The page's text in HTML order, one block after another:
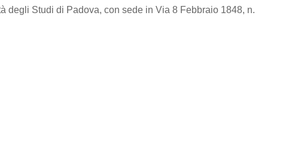
degli Studi di Padova, con sede in Via 8 Febbraio 1848, n.